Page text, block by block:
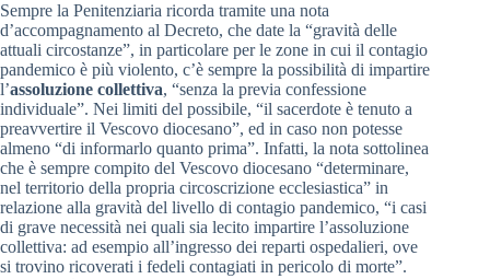
Sempre la Penitenziaria ricorda tramite una nota
d’accompagnamento al Decreto, che date la “gravità delle
attuali circostanze”, in particolare per le zone in cui il contagio
pandemico è più violento, c’è sempre la possibilità di impartire
l’assoluzione collettiva, “senza la previa confessione
individuale”. Nei limiti del possibile, “il sacerdote è tenuto a
preavvertire il Vescovo diocesano”, ed in caso non potesse
almeno “di informarlo quanto prima”. Infatti, la nota sottolinea
che è sempre compito del Vescovo diocesano “determinare,
nel territorio della propria circoscrizione ecclesiastica” in
relazione alla gravità del livello di contagio pandemico, “i casi
di grave necessità nei quali sia lecito impartire l’assoluzione
collettiva: ad esempio all’ingresso dei reparti ospedalieri, ove
si trovino ricoverati i fedeli contagiati in pericolo di morte”.